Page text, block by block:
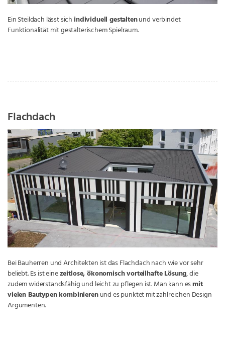
Ein Steildach lässt sichindividuell gestaltenund verbindet
Funktionalität mit gestalterischem Spielraum.
Flachdach
Bei Bauherren und Architekten ist das Flachdach nach wie vor sehr
beliebt. Es ist einezeitlose, ökonomisch vorteilhafte Lösung, die
zudem widerstandsfähig und leicht zu pflegen ist. Man kann esmit
vielen Bautypen kombinierenund es punktet mit zahlreichen Design
Argumenten.